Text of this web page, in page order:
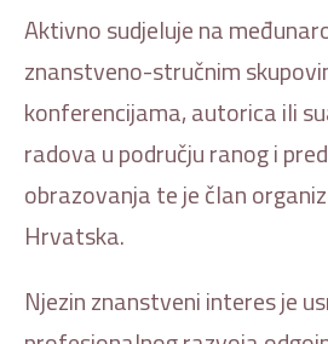
Aktivno sudjeluje na
znanstveno-stručnim
konferencijama, autorica ili
radova u području ranog i
obrazovanja te je član
Hrvatska.
Njezin znanstveni interes je